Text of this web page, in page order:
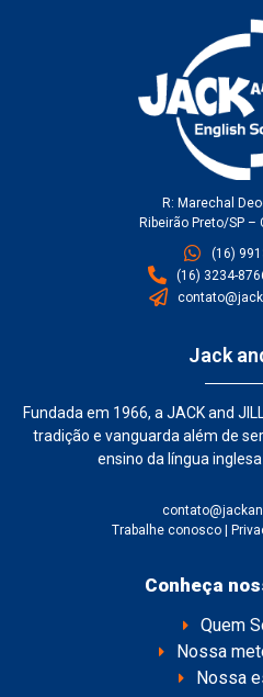
R: Marechal
Ribeirão Preto/SP –
(16)
(16) 3234-
Jack
Fundada em 1966, a JACK and
tradição e vanguarda além de
ensino da língua
Trabalhe conosco |
Conheça
Quem
Nossa
Nossa